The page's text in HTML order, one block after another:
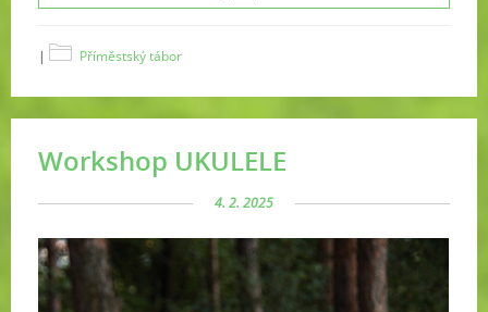
| Příměstský tábor
Workshop UKULELE
4. 2. 2025